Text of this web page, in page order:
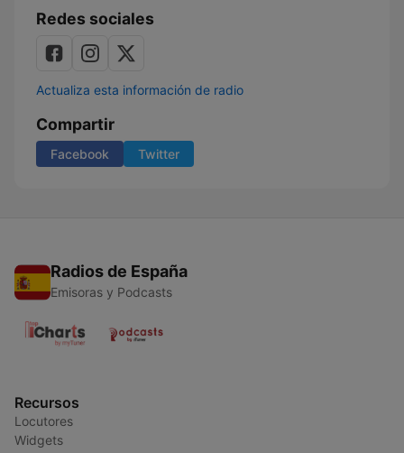
Redes sociales
Actualiza esta información de radio
Compartir
Facebook Twitter
Radios de España
Emisoras y Podcasts
Recursos
Locutores
Widgets